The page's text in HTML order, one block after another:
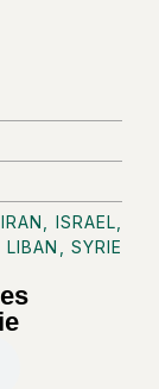
IRAN ISRAEL
LIBAN
SYRIE